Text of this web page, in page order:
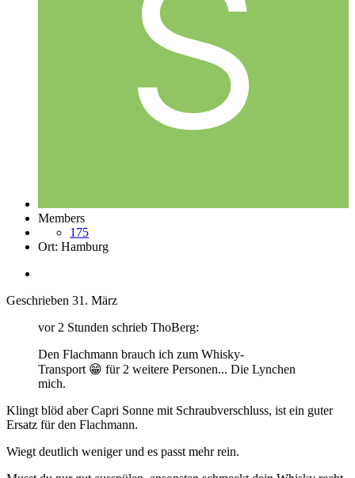
Members
175
Ort: Hamburg
Geschrieben 31. März
vor 2 Stunden schrieb ThoBerg:
Den Flachmann brauch ich zum Whisky-
Transport 😁 für 2 weitere Personen... Die Lynchen
mich.
Klingt blöd aber Capri Sonne mit Schraubverschluss, ist ein guter
Ersatz für den Flachmann.
Wiegt deutlich weniger und es passt mehr rein.